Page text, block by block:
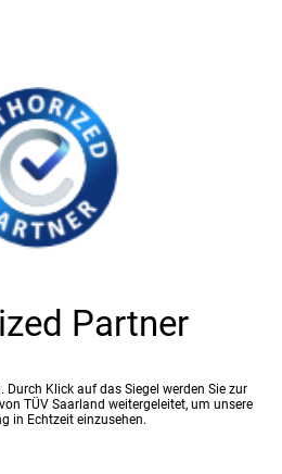
Partner
Durch Klick auf das Siegel werden Sie zur
TÜV Saarland weitergeleitet, um unsere
in Echtzeit einzusehen.